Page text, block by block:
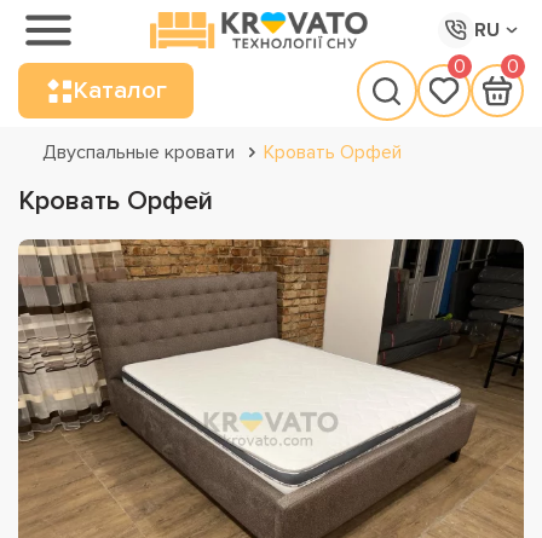
RU
Каталог
0 0
Двуспальные кровати Кровать Орфей
Кровать Орфей